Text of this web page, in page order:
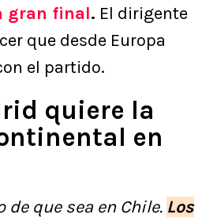
gran final. El dirigente
que desde Europa
el partido.
quiere la
en
que sea en Chile. Los